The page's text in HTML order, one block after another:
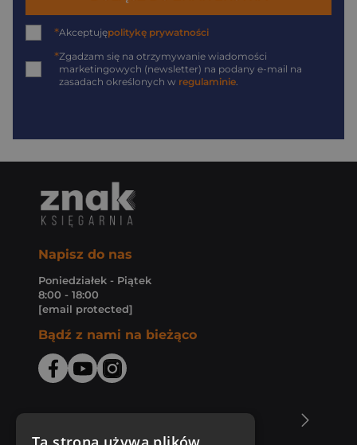
*Akceptujępolitykę prywatności
*Zgadzam się na otrzymywanie wiadomości
marketingowych (newsletter) na podany e-mail na
zasadach określonych w regulaminie
Napisz do nas
Poniedziałek - Piątek
8:00 - 18:00
[email protected]
Bądź z nami na bieżąco